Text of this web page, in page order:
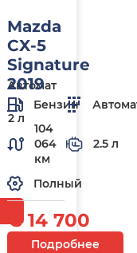
Автомат
2 л
Mazda
CX-5
Signature
2019
Бензин
104
064
км
2.5 л
Полный
€ 14 700
Подробнее